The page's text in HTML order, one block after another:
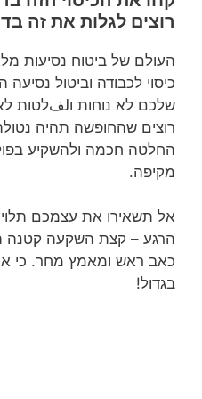
רוצים לגלות את זה
העולם של ביטוח נסיעות
כיסוי לכבודה וביטול
שלכם לא נוחות וلفלטות
רוצים שהחופשה תהיה
החלטה חכמה ולהשקיע
מקיפה.
אל תשאירו את עצמכם
הרגע – קצת השקעה קטנה
כאב ראש ומאמץ מחר. כי
בגדול!